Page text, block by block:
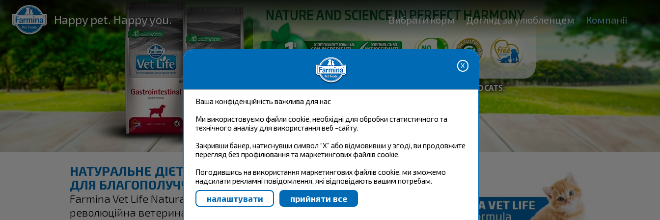
Ваша конфіденційність важлива для нас
Ми використовуємо файли cookie, необхідні для обробки статистичного та
технічного аналізу для використання веб -сайту.
Закривши банер, натиснувши символ “X” або відмовивши у згоді, ви продовжите
перегляд без профілювання та маркетингових файлів cookie.
Погодившись на використання маркетингових файлів cookie, ми зможемо
надсилати рекламні повідомлення, які відповідають вашим потребам.
Happy pet. Happy you. Вибрати корм Догляд за улюбленцем Компанії
FARMINA VET LIFE ДЛЯ КОТІВ
НАТУРАЛЬНЕ ДІЄТОЛОГІЧНЕ РІШЕННЯ
ДЛЯ БЛАГОПОЛУЧЧЯ КІШОК
Farmina Vet Life Natural Diet - це нова
революційна ветеринарна лінійка повністю